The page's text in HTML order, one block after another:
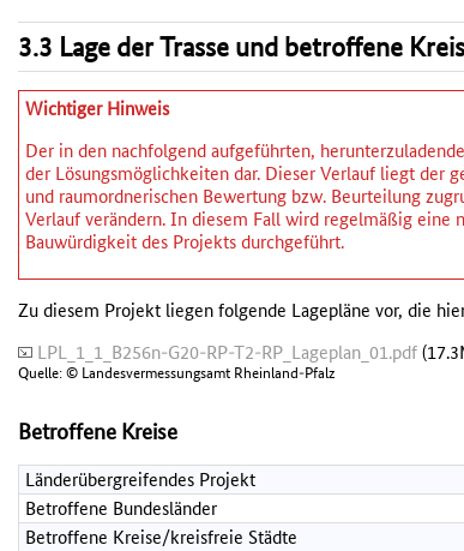
3.3 Lage der Trasse und betroffene
Wichtiger Hinweis
Der in den nachfolgend aufgeführten,
der Lösungsmöglichkeiten dar. Dieser Verlauf liegt der
und raumordnerischen Bewertung bzw. Beurteilung
Verlauf verändern. In diesem Fall wird regelmäßig eine
Bauwürdigkeit des Projekts durchgeführt.
Zu diesem Projekt liegen folgende Lagepläne vor, die
LPL_1_1_B256n-G20-RP-T2-RP_Lageplan_01.pdf
Quelle: © Landesvermessungsamt Rheinland-Pfalz
Betroffene Kreise
Länderübergreifendes Projekt
Betroffene Bundesländer
Betroffene Kreise/kreisfreie Städte